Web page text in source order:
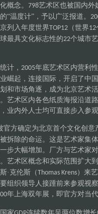
概念。 798艺术区也被国内外
“温度计”，予以广泛报道。
列入年度世界TOP12（世界12
最具文化标志性的22个城市
计， 2005年底艺术区内营利
崛起，连接国际，开启了中
和市场角逐，成为北京艺术
艺术区内各色纸质海报沿道
业内外人士均可直接步入参
官方确定为北京首个文化创意
拆除的命运。这是艺术家集
步大幅增加。厂方与艺术家
艺术区概念和实际范围扩大到
·克伦斯（Thomas Krens）来
组织领导人接踵前来参观视
年上海双年展，即官方对当